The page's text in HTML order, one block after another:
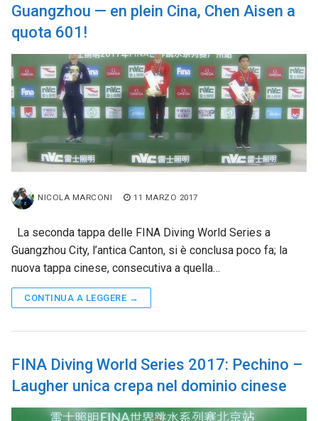
Guangzhou — en plein Cina, Chen Aisen a
quota 601!
NICOLA MARCONI 11 MARZO 2017
La seconda tappa delle FINA Diving World Series a
Guangzhou City, l’antica Canton, si è conclusa poco fa; la
nuova tappa cinese, consecutiva a quella…
CONTINUA A LEGGERE →
FINA Diving World Series 2017: Pechino –
Laugher unica crepa nel dominio cinese